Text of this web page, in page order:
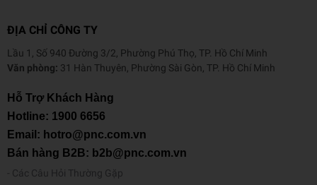
ĐỊA CHỈ CÔNG TY
Lầu 1, Số 940 Đường 3/2, Phường Phú Thọ, TP. Hồ Chí Minh
Văn phòng: 31 Hàn Thuyên, Phường Sài Gòn, TP. Hồ Chí Minh
Hỗ Trợ Khách Hàng
Hotline: 1900 6656
Email: hotro@pnc.com.vn
Bán hàng B2B: b2b@pnc.com.vn
Các Câu Hỏi Thường Gặp